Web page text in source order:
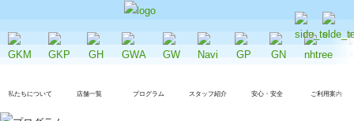
私たちについて 店舗一覧 プログラム スタッフ紹介 安心・安全 ご利用案内